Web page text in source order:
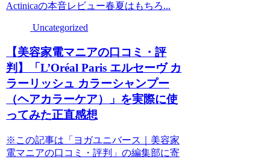
Actinicaの本音レビュー春夏はもちろ...
Uncategorized
【美容家電マニアの口コミ・評
判】「L’Oréal Paris エルセーヴ カ
ラーリッシュ カラーシャンプー
（ヘアカラーケア）」を実際に使
ってみた正直感想
※この記事は「ヨガユニバース｜美容家
電マニアの口コミ・評判」の編集部に寄